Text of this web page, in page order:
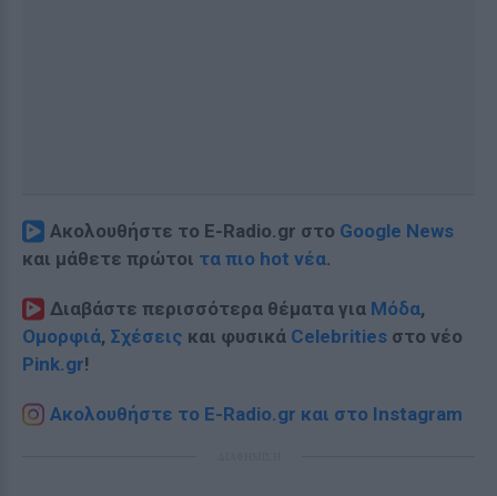
Ακολουθήστε το E-Radio.gr στο Google News
και μάθετε πρώτοι τα πιο hot νέα.
Διαβάστε περισσότερα θέματα για Μόδα,
Ομορφιά, Σχέσεις και φυσικά Celebrities στο νέο
Pink.gr!
Ακολουθήστε το E-Radio.gr και στο Instagram